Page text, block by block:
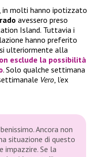
, in molti hanno ipotizzato
avessero preso
Island. Tuttavia i
hanno preferito
ulteriormente alla
esclude la possibilità
. Solo qualche settimana
Vero, l’ex
Ancora non
situazione di questo
impazzire. Se la